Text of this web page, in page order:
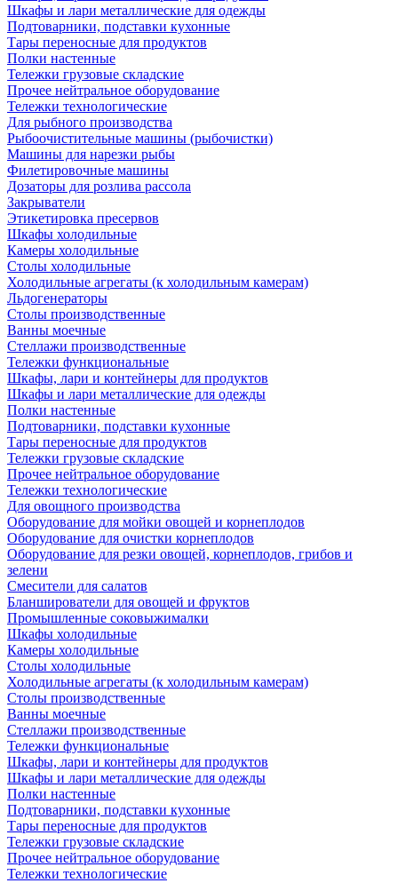
Шкафы и лари металлические для одежды
Подтоварники, подставки кухонные
Тары переносные для продуктов
Полки настенные
Тележки грузовые складские
Прочее нейтральное оборудование
Тележки технологические
Для рыбного производства
Рыбоочистительные машины (рыбочистки)
Машины для нарезки рыбы
Филетировочные машины
Дозаторы для розлива рассола
Закрыватели
Этикетировка пресервов
Шкафы холодильные
Камеры холодильные
Столы холодильные
Холодильные агрегаты (к холодильным камерам)
Льдогенераторы
Столы производственные
Ванны моечные
Стеллажи производственные
Тележки функциональные
Шкафы, лари и контейнеры для продуктов
Шкафы и лари металлические для одежды
Полки настенные
Подтоварники, подставки кухонные
Тары переносные для продуктов
Тележки грузовые складские
Прочее нейтральное оборудование
Тележки технологические
Для овощного производства
Оборудование для мойки овощей и корнеплодов
Оборудование для очистки корнеплодов
Оборудование для резки овощей, корнеплодов, грибов и
зелени
Смесители для салатов
Бланширователи для овощей и фруктов
Промышленные соковыжималки
Шкафы холодильные
Камеры холодильные
Столы холодильные
Холодильные агрегаты (к холодильным камерам)
Столы производственные
Ванны моечные
Стеллажи производственные
Тележки функциональные
Шкафы, лари и контейнеры для продуктов
Шкафы и лари металлические для одежды
Полки настенные
Подтоварники, подставки кухонные
Тары переносные для продуктов
Тележки грузовые складские
Прочее нейтральное оборудование
Тележки технологические